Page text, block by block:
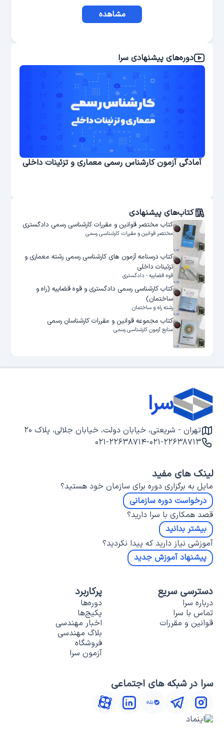
مشاهده
دوره‌های پیشنهادی سرا
آمادگی آزمون کارشناس رسمی معماری و تزئینات داخلی
کتاب‌های پیشنهادی
کتاب مختصر قوانین و مقررات کارشناسی رسمی دادگستری
مختصر قوانین و مقررات کارشناسی رسمی
کتاب درسنامه آزمون های کارشناسی رسمی رشته معماری و
تزئینات داخلی
قوه قضاییه - دادگستری
کتاب کارشناسی رسمی دادگستری و قوه قضاییه (راه و
ساختمان)
رشته راه و ساختمان
کتاب مجموعه قوانین و مقررات کارشناسان رسمی
منابع آزمون کارشناسی رسمی
سرا
تهران - شریعتی، خیابان دولت، خیابان جلالی، پلاک ۲۰
۰۲۱-۲۲۶۳۸۷۱۳-۰۲۱-۲۲۶۳۸۷۱۴
لینک های مفید
مایل به برگزاری دوره برای سازمان خود هستید؟
درخواست دوره سازمانی
قصد همکاری با سرا دارید؟
بیشتر بدانید
آموزشی نیاز دارید که پیدا نکردید؟
پیشنهاد آموزش جدید
دسترسی سریع
درباره سرا
تماس با سرا
قوانین و مقررات
پرکاربرد
دوره‌ها
پکیج‌ها
اخبار مهندسی
بلاگ مهندسی
فروشگاه
آزمون سرا
سرا در شبکه های اجتماعی